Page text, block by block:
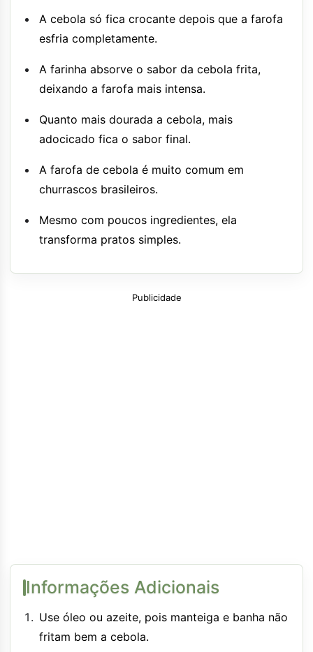
A cebola só fica crocante depois que a farofa
esfria completamente.
A farinha absorve o sabor da cebola frita,
deixando a farofa mais intensa.
Quanto mais dourada a cebola, mais
adocicado fica o sabor final.
A farofa de cebola é muito comum em
churrascos brasileiros.
Mesmo com poucos ingredientes, ela
transforma pratos simples.
Publicidade
Informações Adicionais
Use óleo ou azeite, pois manteiga e banha não
fritam bem a cebola.